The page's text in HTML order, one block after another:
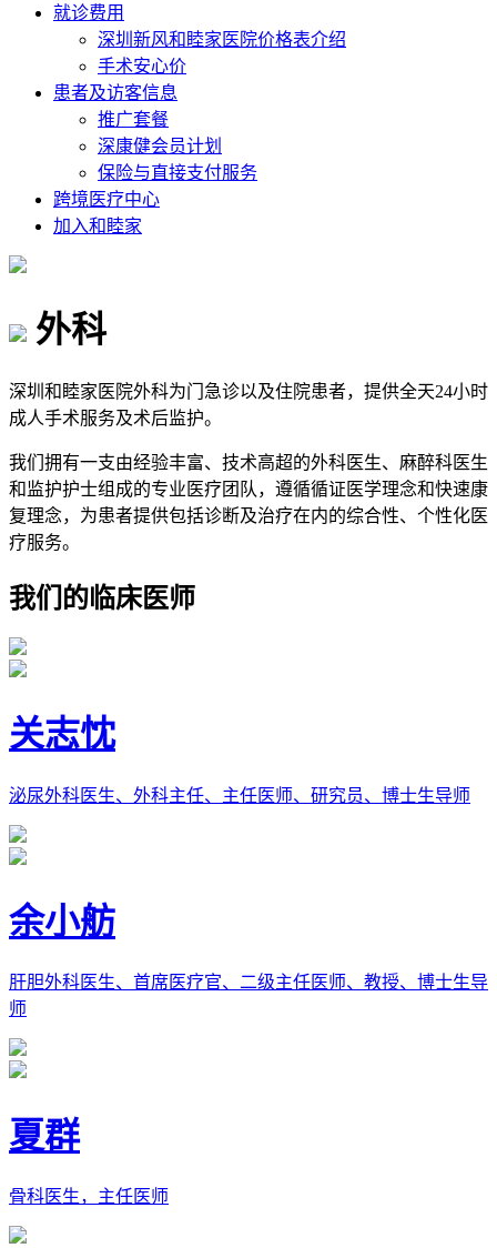
就诊费用
深圳新风和睦家医院价格表介绍
手术安心价
患者及访客信息
推广套餐
深康健会员计划
保险与直接支付服务
跨境医疗中心
加入和睦家
外科
深圳和睦家医院外科为门急诊以及住院患者，提供全天24小时
成人手术服务及术后监护。
我们拥有一支由经验丰富、技术高超的外科医生、麻醉科医生
和监护护士组成的专业医疗团队，遵循循证医学理念和快速康
复理念，为患者提供包括诊断及治疗在内的综合性、个性化医
疗服务。
我们的临床医师
关志忱
泌尿外科医生、外科主任、主任医师、研究员、博士生导师
余小舫
肝胆外科医生、首席医疗官、二级主任医师、教授、博士生导
师
夏群
骨科医生，主任医师